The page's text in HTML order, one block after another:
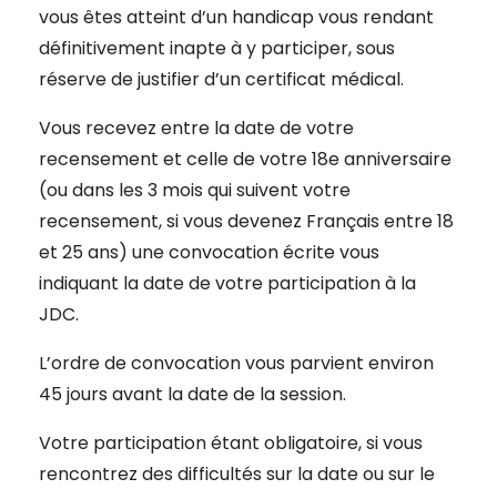
vous êtes atteint d’un handicap vous rendant
définitivement inapte à y participer, sous
réserve de justifier d’un certificat médical.
Vous recevez entre la date de votre
recensement et celle de votre 18e anniversaire
(ou dans les 3 mois qui suivent votre
recensement, si vous devenez Français entre 18
et 25 ans) une convocation écrite vous
indiquant la date de votre participation à la
JDC.
L’ordre de convocation vous parvient environ
45 jours avant la date de la session.
Votre participation étant obligatoire, si vous
rencontrez des difficultés sur la date ou sur le